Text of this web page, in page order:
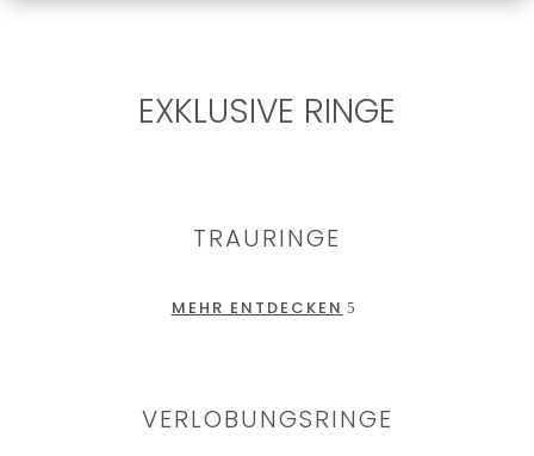
EXKLUSIVE RINGE
TRAURINGE
MEHR ENTDECKEN
VERLOBUNGSRINGE